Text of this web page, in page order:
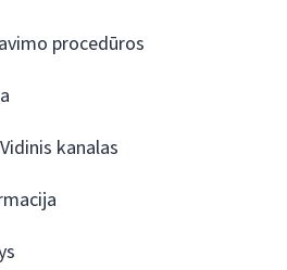
procedūros
kanalas